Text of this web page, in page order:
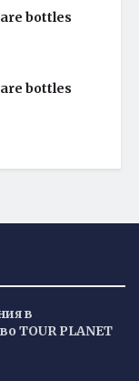
bottles
bottles
в
TOUR PLANET